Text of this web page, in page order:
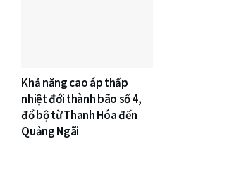
Khả năng cao áp thấp
nhiệt đới thành bão số 4,
đổ bộ từ Thanh Hóa đến
Quảng Ngãi